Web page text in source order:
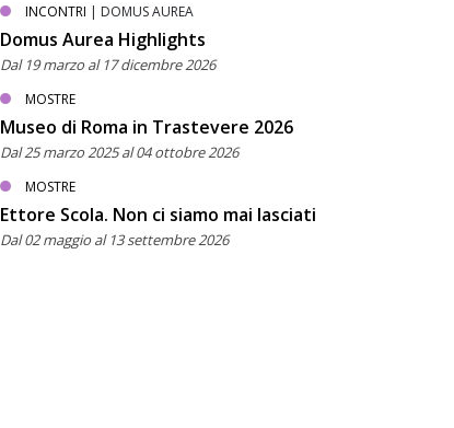
INCONTRI | DOMUS AUREA
Domus Aurea Highlights
Dal 19 marzo al 17 dicembre 2026
MOSTRE
Museo di Roma in Trastevere 2026
Dal 25 marzo 2025 al 04 ottobre 2026
MOSTRE
Ettore Scola. Non ci siamo mai lasciati
Dal 02 maggio al 13 settembre 2026